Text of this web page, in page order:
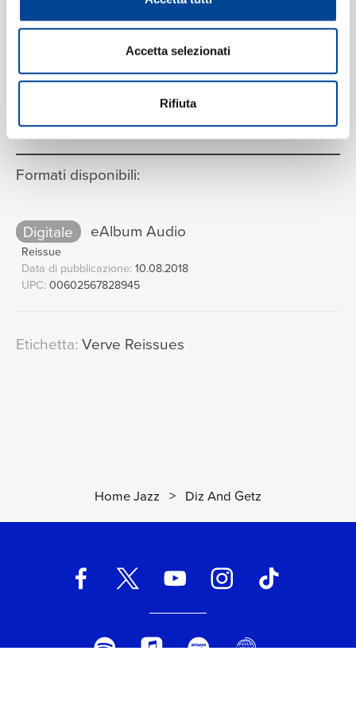
Accetta selezionati
Rifiuta
Formati disponibili:
Digitale eAlbum Audio
Reissue
Data di pubblicazione: 10.08.2018
UPC: 00602567828945
Etichetta: Verve Reissues
Home Jazz > Diz And Getz